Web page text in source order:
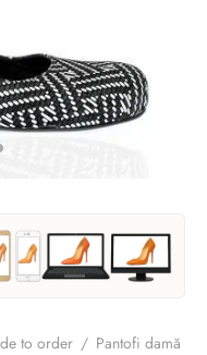
to order / Pantofi damă